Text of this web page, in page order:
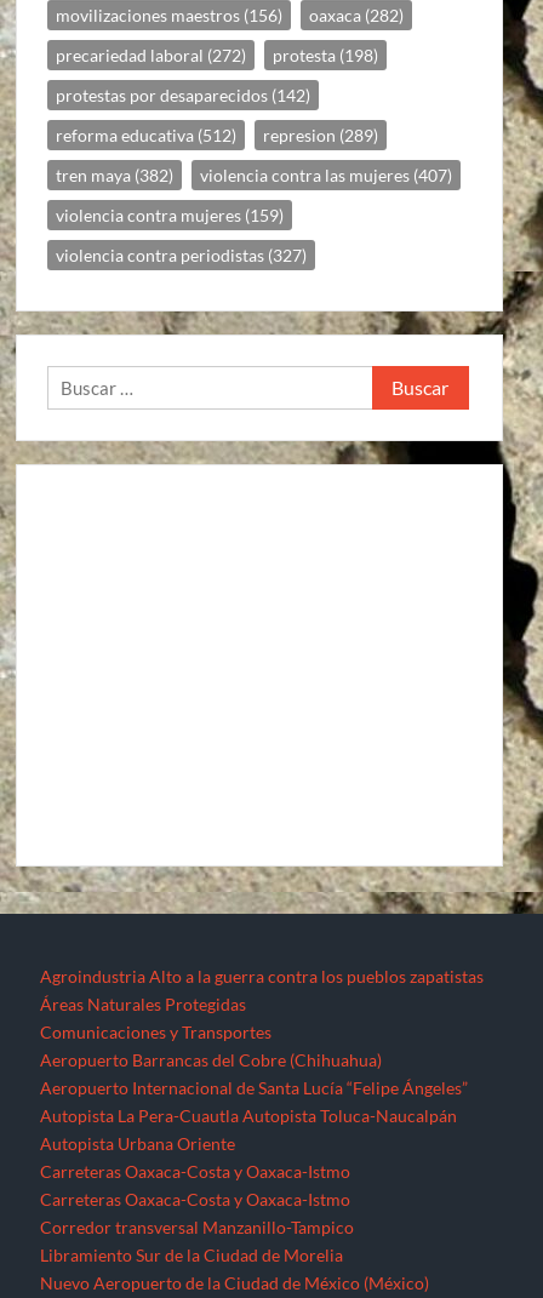
movilizaciones maestros (156) oaxaca (282)
precariedad laboral (272) protesta (198)
protestas por desaparecidos (142)
reforma educativa (512) represion (289)
tren maya (382) violencia contra las mujeres (407)
violencia contra mujeres (159)
violencia contra periodistas (327)
Buscar:
Agroindustria Alto a la guerra contra los pueblos zapatistas
Áreas Naturales Protegidas
Comunicaciones y Transportes
Aeropuerto Barrancas del Cobre (Chihuahua)
Aeropuerto Internacional de Santa Lucía “Felipe Ángeles”
Autopista La Pera-Cuautla Autopista Toluca-Naucalpán
Autopista Urbana Oriente
Carreteras Oaxaca-Costa y Oaxaca-Istmo
Carreteras Oaxaca-Costa y Oaxaca-Istmo
Corredor transversal Manzanillo-Tampico
Libramiento Sur de la Ciudad de Morelia
Nuevo Aeropuerto de la Ciudad de México (México)